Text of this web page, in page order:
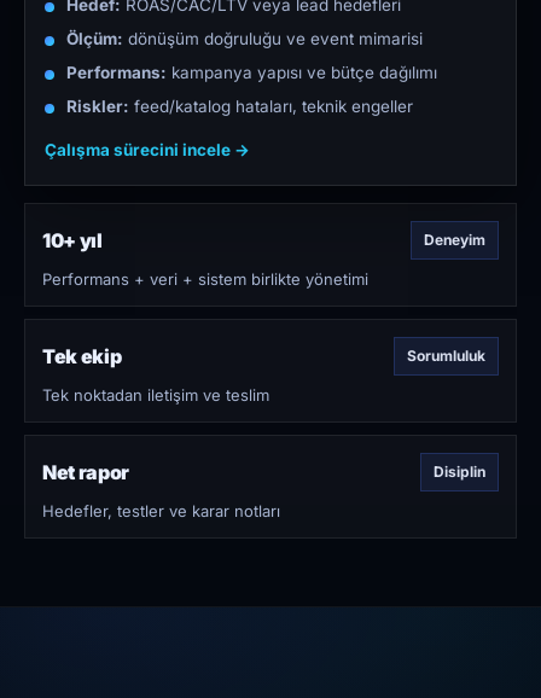
Hedef: ROAS/CAC/LTV veya lead hedefleri
Ölçüm: dönüşüm doğruluğu ve event mimarisi
Performans: kampanya yapısı ve bütçe dağılımı
Riskler: feed/katalog hataları, teknik engeller
Çalışma sürecini incele →
10+ yıl Deneyim
Performans + veri + sistem birlikte yönetimi
Tek ekip Sorumluluk
Tek noktadan iletişim ve teslim
Net rapor Disiplin
Hedefler, testler ve karar notları